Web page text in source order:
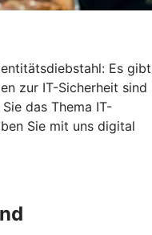
Es gibt
zur IT-Sicherheit sind
das Thema IT-
Sie mit uns digital